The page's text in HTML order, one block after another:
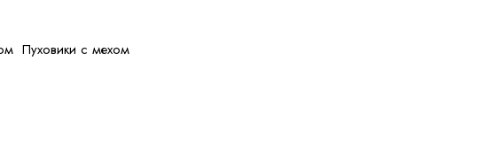
Пуховики с мехом